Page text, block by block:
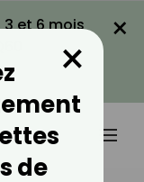
3 et 6 mois
×
de
×